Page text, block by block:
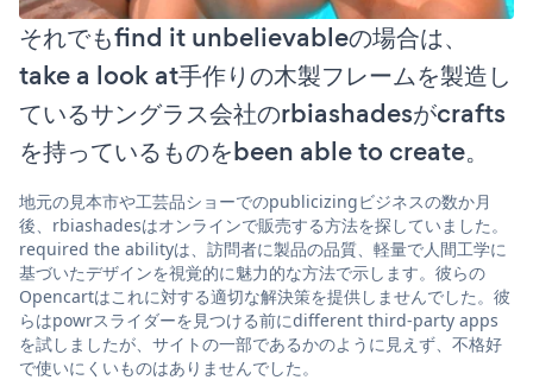
それでもfind it unbelievableの場合は、
take a look at手作りの木製フレームを製造し
ているサングラス会社のrbiashadesがcrafts
を持っているものをbeen able to create。
地元の見本市や工芸品ショーでのpublicizingビジネスの数か月
後、rbiashadesはオンラインで販売する方法を探していました。
required the abilityは、訪問者に製品の品質、軽量で人間工学に
基づいたデザインを視覚的に魅力的な方法で示します。彼らの
Opencartはこれに対する適切な解決策を提供しませんでした。彼
らはpowrスライダーを見つける前にdifferent third-party apps
を試しましたが、サイトの一部であるかのように見えず、不格好
で使いにくいものはありませんでした。